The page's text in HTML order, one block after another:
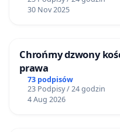
30 Nov 2025
Chrońmy dzwony
prawa
73 podpisów
23 Podpisy / 24 godzin
4 Aug 2026